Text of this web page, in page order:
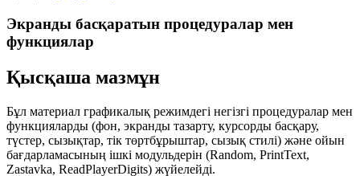
Экранды басқаратын процедуралар мен
функциялар
Қысқаша мазмұн
Бұл материал графикалық режимдегі негізгі процедуралар мен
функцияларды (фон, экранды тазарту, курсорды басқару,
түстер, сызықтар, тік төртбұрыштар, сызық стилі) және ойын
бағдарламасының ішкі модульдерін (Random, PrintText,
Zastavka, ReadPlayerDigits) жүйелейді.